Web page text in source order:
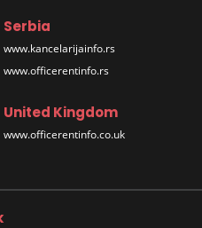
Serbia
www.kancelarijainfo.rs
www.officerentinfo.rs
United Kingdom
www.officerentinfo.co.uk